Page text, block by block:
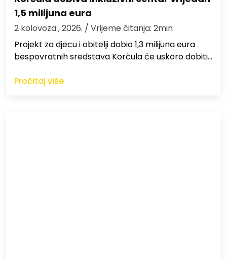
1,5 milijuna eura
2 kolovoza , 2026. / Vrijeme čitanja: 2min
Projekt za djecu i obitelji dobio 1,3 milijuna eura
bespovratnih sredstava Korčula će uskoro dobiti…
Pročitaj više